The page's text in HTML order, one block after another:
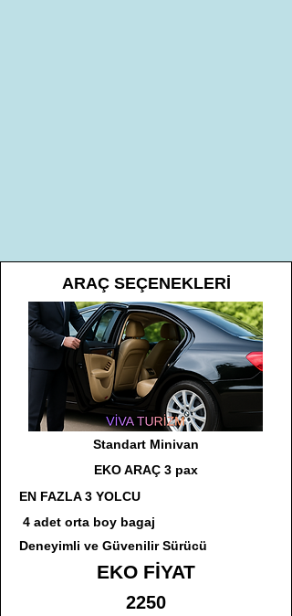
ARAÇ SEÇENEKLERİ
Standart Minivan
EKO ARAÇ 3 pax
EN FAZLA 3 YOLCU
4 adet orta boy bagaj
Deneyimli ve Güvenilir Sürücü
EKO FİYAT
2250